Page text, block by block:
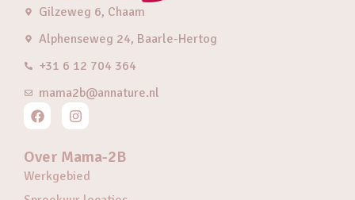
Gilzeweg 6, Chaam
Alphenseweg 24, Baarle-Hertog
+31 6 12 704 364
mama2b@annature.nl
Over Mama-2B
Werkgebied